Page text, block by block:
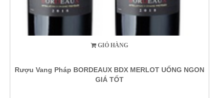
GIỎ HÀNG
Rượu Vang Pháp BORDEAUX BDX MERLOT UỐNG NGON
GIÁ TỐT